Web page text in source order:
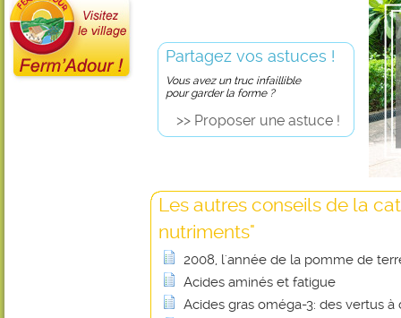
Partagez vos astuces !
Vous avez un truc infaillible
pour garder la forme ?
>> Proposer une astuce !
Les autres conseils de la
nutriments"
2008, l'année de la pomme de
Acides aminés et fatigue
Acides gras oméga-3: des vertus à